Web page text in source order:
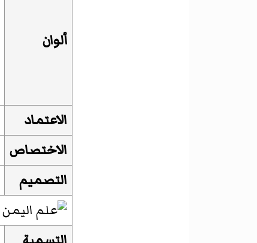
ألوان
الاعتماد
الاختصاص
التصميم